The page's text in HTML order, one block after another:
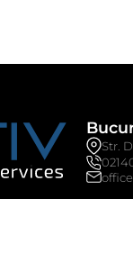
Str.